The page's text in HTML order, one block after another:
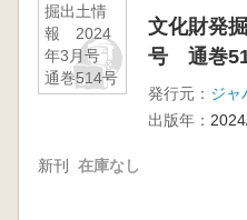
掘出土情
報 2024
年3月号
通巻514号
文化財発
号 通巻
発行元： ジャ
出版年：
新刊 在庫なし